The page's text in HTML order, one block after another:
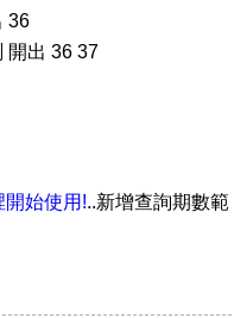
36
開出 36 37
開始使用!..新增查詢期數範